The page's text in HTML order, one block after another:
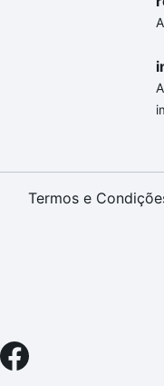
Termos e